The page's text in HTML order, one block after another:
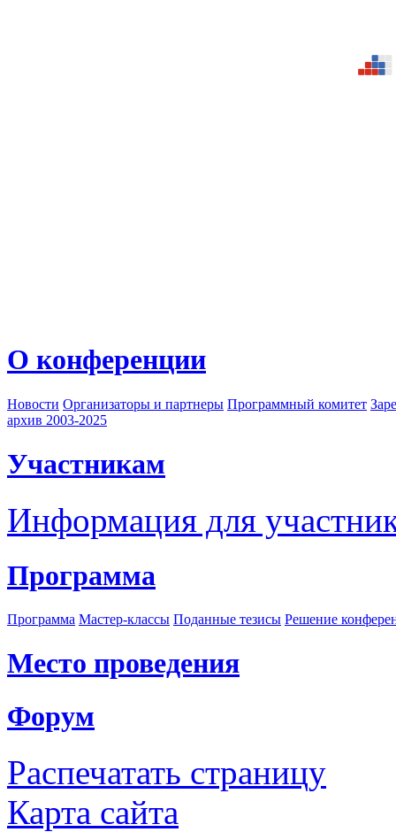
О конференции
Новости Организаторы и партнеры Программный комитет
архив 2003-2025
Участникам
Информация для
Программа
Программа Мастер-классы Поданные тезисы Решение
Место проведения
Форум
Распечатать страницу
Карта сайта